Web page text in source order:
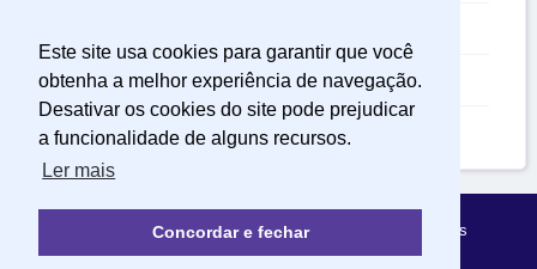
Este site usa cookies para garantir que você
obtenha a melhor experiência de navegação.
Desativar os cookies do site pode prejudicar
a funcionalidade de alguns recursos.
Ler mais
Concordar e fechar
Frases para Recalcadas
Frases para Pessoas Invejosas
Política de Privacidade Sobre Mensagens Mágicas